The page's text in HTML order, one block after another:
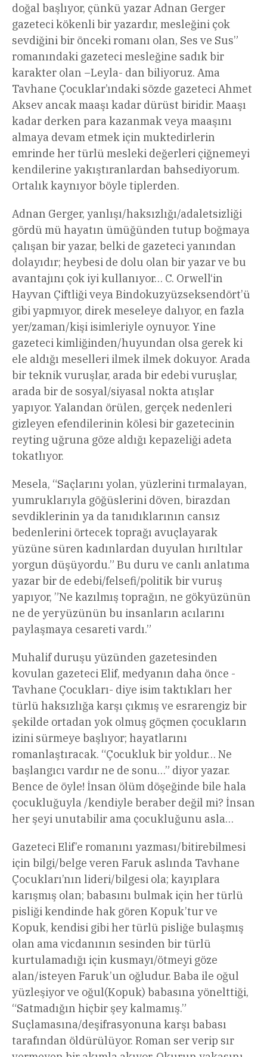
doğal başlıyor, çünkü yazar Adnan Gerger
gazeteci kökenli bir yazardır, mesleğini çok
sevdiğini bir önceki romanı olan, Ses ve Sus”
romanındaki gazeteci mesleğine sadık bir
karakter olan –Leyla- dan biliyoruz. Ama
Tavhane Çocuklar’ındaki sözde gazeteci Ahmet
Aksev ancak maaşı kadar dürüst biridir. Maaşı
kadar derken para kazanmak veya maaşını
almaya devam etmek için muktedirlerin
emrinde her türlü mesleki değerleri çiğnemeyi
kendilerine yakıştıranlardan bahsediyorum.
Ortalık kaynıyor böyle tiplerden.
Adnan Gerger, yanlışı/haksızlığı/adaletsizliği
gördü mü hayatın ümüğünden tutup boğmaya
çalışan bir yazar, belki de gazeteci yanından
dolayıdır; heybesi de dolu olan bir yazar ve bu
avantajını çok iyi kullanıyor… C. Orwell‘in
Hayvan Çiftliği veya Bindokuzyüzseksendört’ü
gibi yapmıyor, direk meseleye dalıyor, en fazla
yer/zaman/kişi isimleriyle oynuyor. Yine
gazeteci kimliğinden/huyundan olsa gerek ki
ele aldığı meselleri ilmek ilmek dokuyor. Arada
bir teknik vuruşlar, arada bir edebi vuruşlar,
arada bir de sosyal/siyasal nokta atışlar
yapıyor. Yalandan örülen, gerçek nedenleri
gizleyen efendilerinin kölesi bir gazetecinin
reyting uğruna göze aldığı kepazeliği adeta
tokatlıyor.
Mesela, “Saçlarını yolan, yüzlerini tırmalayan,
yumruklarıyla göğüslerini döven, birazdan
sevdiklerinin ya da tanıdıklarının cansız
bedenlerini örtecek toprağı avuçlayarak
yüzüne süren kadınlardan duyulan hırıltılar
yorgun düşüyordu.” Bu duru ve canlı anlatıma
yazar bir de edebi/felsefi/politik bir vuruş
yapıyor, ”Ne kazılmış toprağın, ne gökyüzünün
ne de yeryüzünün bu insanların acılarını
paylaşmaya cesareti vardı.”
Muhalif duruşu yüzünden gazetesinden
kovulan gazeteci Elif, medyanın daha önce -
Tavhane Çocukları- diye isim taktıkları her
türlü haksızlığa karşı çıkmış ve esrarengiz bir
şekilde ortadan yok olmuş göçmen çocukların
izini sürmeye başlıyor; hayatlarını
romanlaştıracak. “Çocukluk bir yoldur… Ne
başlangıcı vardır ne de sonu…” diyor yazar.
Bence de öyle! İnsan ölüm döşeğinde bile hala
çocukluğuyla /kendiyle beraber değil mi? İnsan
her şeyi unutabilir ama çocukluğunu asla…
Gazeteci Elif’e romanını yazması/bitirebilmesi
için bilgi/belge veren Faruk aslında Tavhane
Çocukları’nın lideri/bilgesi ola; kayıplara
karışmış olan; babasını bulmak için her türlü
pisliği kendinde hak gören Kopuk’tur ve
Kopuk, kendisi gibi her türlü pisliğe bulaşmış
olan ama vicdanının sesinden bir türlü
kurtulamadığı için kusmayı/ötmeyi göze
alan/isteyen Faruk’un oğludur. Baba ile oğul
yüzleşiyor ve oğul(Kopuk) babasına yönelttiği,
“Satmadığın hiçbir şey kalmamış.”
Suçlamasına/deşifrasyonuna karşı babası
tarafından öldürülüyor. Roman ser verip sır